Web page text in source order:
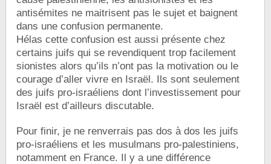
antisémites ne maitrisent pas le sujet et baignent
dans une confusion permanente.
Hélas cette confusion est aussi présente chez
certains juifs qui se revendiquent trop facilement
sionistes alors qu’ils n’ont pas la motivation ou le
courage d’aller vivre en Israël. Ils sont seulement
des juifs pro-israéliens dont l’investissement pour
Israël est d’ailleurs discutable.
Pour finir, je ne renverrais pas dos à dos les juifs
pro-israéliens et les musulmans pro-palestiniens,
notamment en France. Il y a une différence